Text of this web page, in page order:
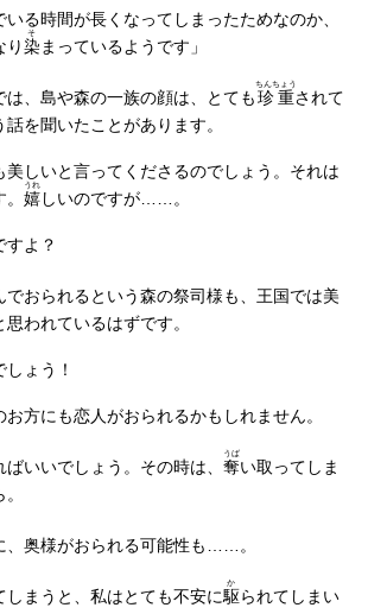
いる時間が長くなってしまったためなのか、
り染
そ
まっているようです」
、島や森の一族の顔は、とても珍重
ちんちょう
されて
を聞いたことがあります。
しいと言ってくださるのでしょう。それは
嬉
うれ
しいのですが……。
よ？
でおられるという森の祭司様も、王国では美
われているはずです。
ょう！
方にも恋人がおられるかもしれません。
いいでしょう。その時は、 奪
うば
い取ってしま
、奥様がおられる可能性も……。
まうと、私はとても不安に駆
か
られてしまい